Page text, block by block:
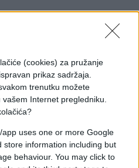
(cookies) za pružanje
prikaz sadržaja.
trenutku možete
Internet pregledniku.
uses one or more Google
store information including but
behaviour. You may click to